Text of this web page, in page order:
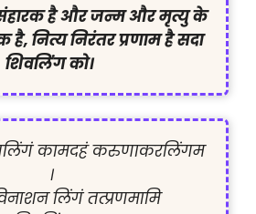
है और जन्म और मृत्यु के
है, नित्य निरंतर प्रणाम है सदा
शिवलिंग को।
कामदहं करुणाकरलिंगम
।
लिंगं तत्प्रणमामि